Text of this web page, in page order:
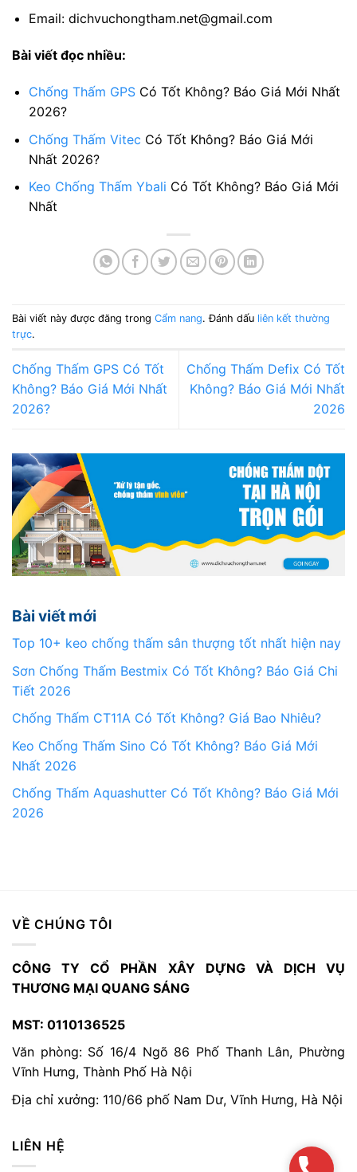
Email: dichvuchongtham.net@gmail.com
Bài viết đọc nhiều:
Chống Thấm GPSCó Tốt Không? Báo Giá Mới Nhất
2026?
Chống Thấm Vitec Có Tốt Không? Báo Giá Mới
Nhất 2026?
Keo Chống Thấm Ybali Có Tốt Không? Báo Giá Mới
Nhất
Bài viết này được đăng trong Cẩm nang. Đánh dấu liên kết thường
trực.
Chống Thấm GPS Có Tốt
Không? Báo Giá Mới Nhất
2026?
Chống Thấm Defix Có Tốt
Không? Báo Giá Mới Nhất
2026
Bài viết mới
Top 10+ keo chống thấm sân thượng tốt nhất hiện nay
Sơn Chống Thấm Bestmix Có Tốt Không? Báo Giá Chi
Tiết 2026
Chống Thấm CT11A Có Tốt Không? Giá Bao Nhiêu?
Keo Chống Thấm Sino Có Tốt Không? Báo Giá Mới
Nhất 2026
Chống Thấm Aquashutter Có Tốt Không? Báo Giá Mới
2026
VỀ CHÚNG TÔI
CÔNG TY CỔ PHẦN XÂY DỰNG VÀ DỊCH VỤ
THƯƠNG MẠI QUANG SÁNG
MST: 0110136525
Văn phòng: Số 16/4 Ngõ 86 Phố Thanh Lân, Phường
Vĩnh Hưng, Thành Phố Hà Nội
Địa chỉ xưởng: 110/66 phố Nam Dư, Vĩnh Hưng, Hà Nội
LIÊN HỆ